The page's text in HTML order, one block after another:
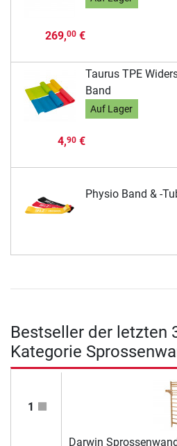
269,00€
Taurus TPE
Band
Auf Lager
4,90€
Physio Band & -
Bestseller der letzten
Kategorie
1
Darwin